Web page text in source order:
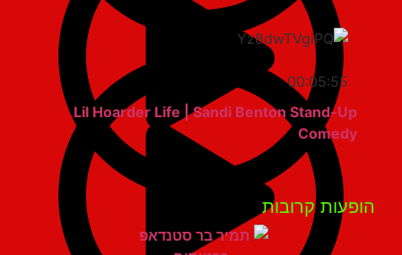
00:05:55
Lil Hoarder Life | Sandi Benton Stand-Up
Comedy
קרובות